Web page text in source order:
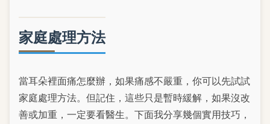
家庭處理方法
當耳朵裡面痛怎麼辦，如果痛感不嚴重，你可以先試試
家庭處理方法。但記住，這些只是暫時緩解，如果沒改
善或加重，一定要看醫生。下面我分享幾個實用技巧，